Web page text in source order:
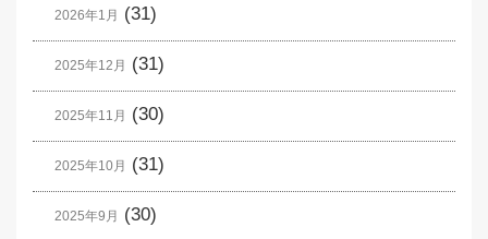
2026年1月 (31)
2025年12月 (31)
2025年11月 (30)
2025年10月 (31)
2025年9月 (30)